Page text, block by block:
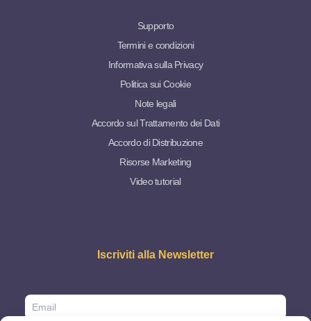
Supporto
Termini e condizioni
Informativa sulla Privacy
Politica sui Cookie
Note legali
Accordo sul Trattamento dei Dati
Accordo di Distribuzione
Risorse Marketing
Video tutorial
Iscriviti alla Newsletter